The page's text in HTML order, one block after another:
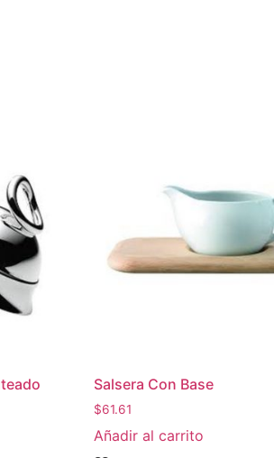
Salsera Con Base
$61.61
Añadir al carrito